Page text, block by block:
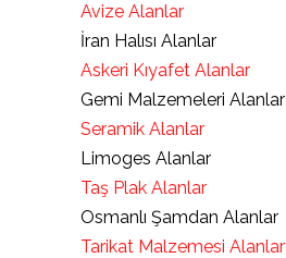
Avize Alanlar
İran Halısı Alanlar
Askeri Kıyafet Alanlar
Gemi Malzemeleri Alanlar
Seramik Alanlar
Limoges Alanlar
Taş Plak Alanlar
Osmanlı Şamdan Alanlar
Tarikat Malzemesi Alanlar